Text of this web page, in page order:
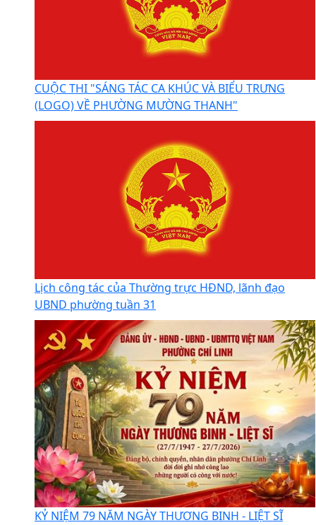
CUỘC THI "SÁNG TÁC CA KHÚC VÀ BIỂU TRƯNG
(LOGO) VỀ PHƯỜNG MƯỜNG THANH"
Lịch công tác của Thường trực HĐND, lãnh đạo
UBND phường tuần 31
KỶ NIỆM 79 NĂM NGÀY THƯƠNG BINH - LIỆT SĨ